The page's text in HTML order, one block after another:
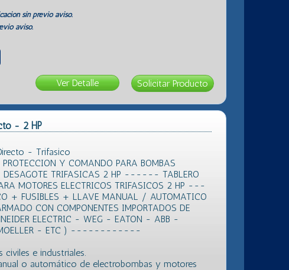
sin previo aviso.
aviso.
Ver Detalle
- 2 HP
- Trifasico
Y COMANDO PARA BOMBAS
DESAGOTE TRIFASICAS 2 HP ------ TABLERO
MOTORES ELECTRICOS TRIFASICOS 2 HP ---
+ FUSIBLES + LLAVE MANUAL / AUTOMATICO
CON COMPONENTES IMPORTADOS DE
ELECTRIC - WEG - EATON - ABB -
- MOELLER - ETC ) ------------
civiles e industriales.
o automático de electrobombas y motores